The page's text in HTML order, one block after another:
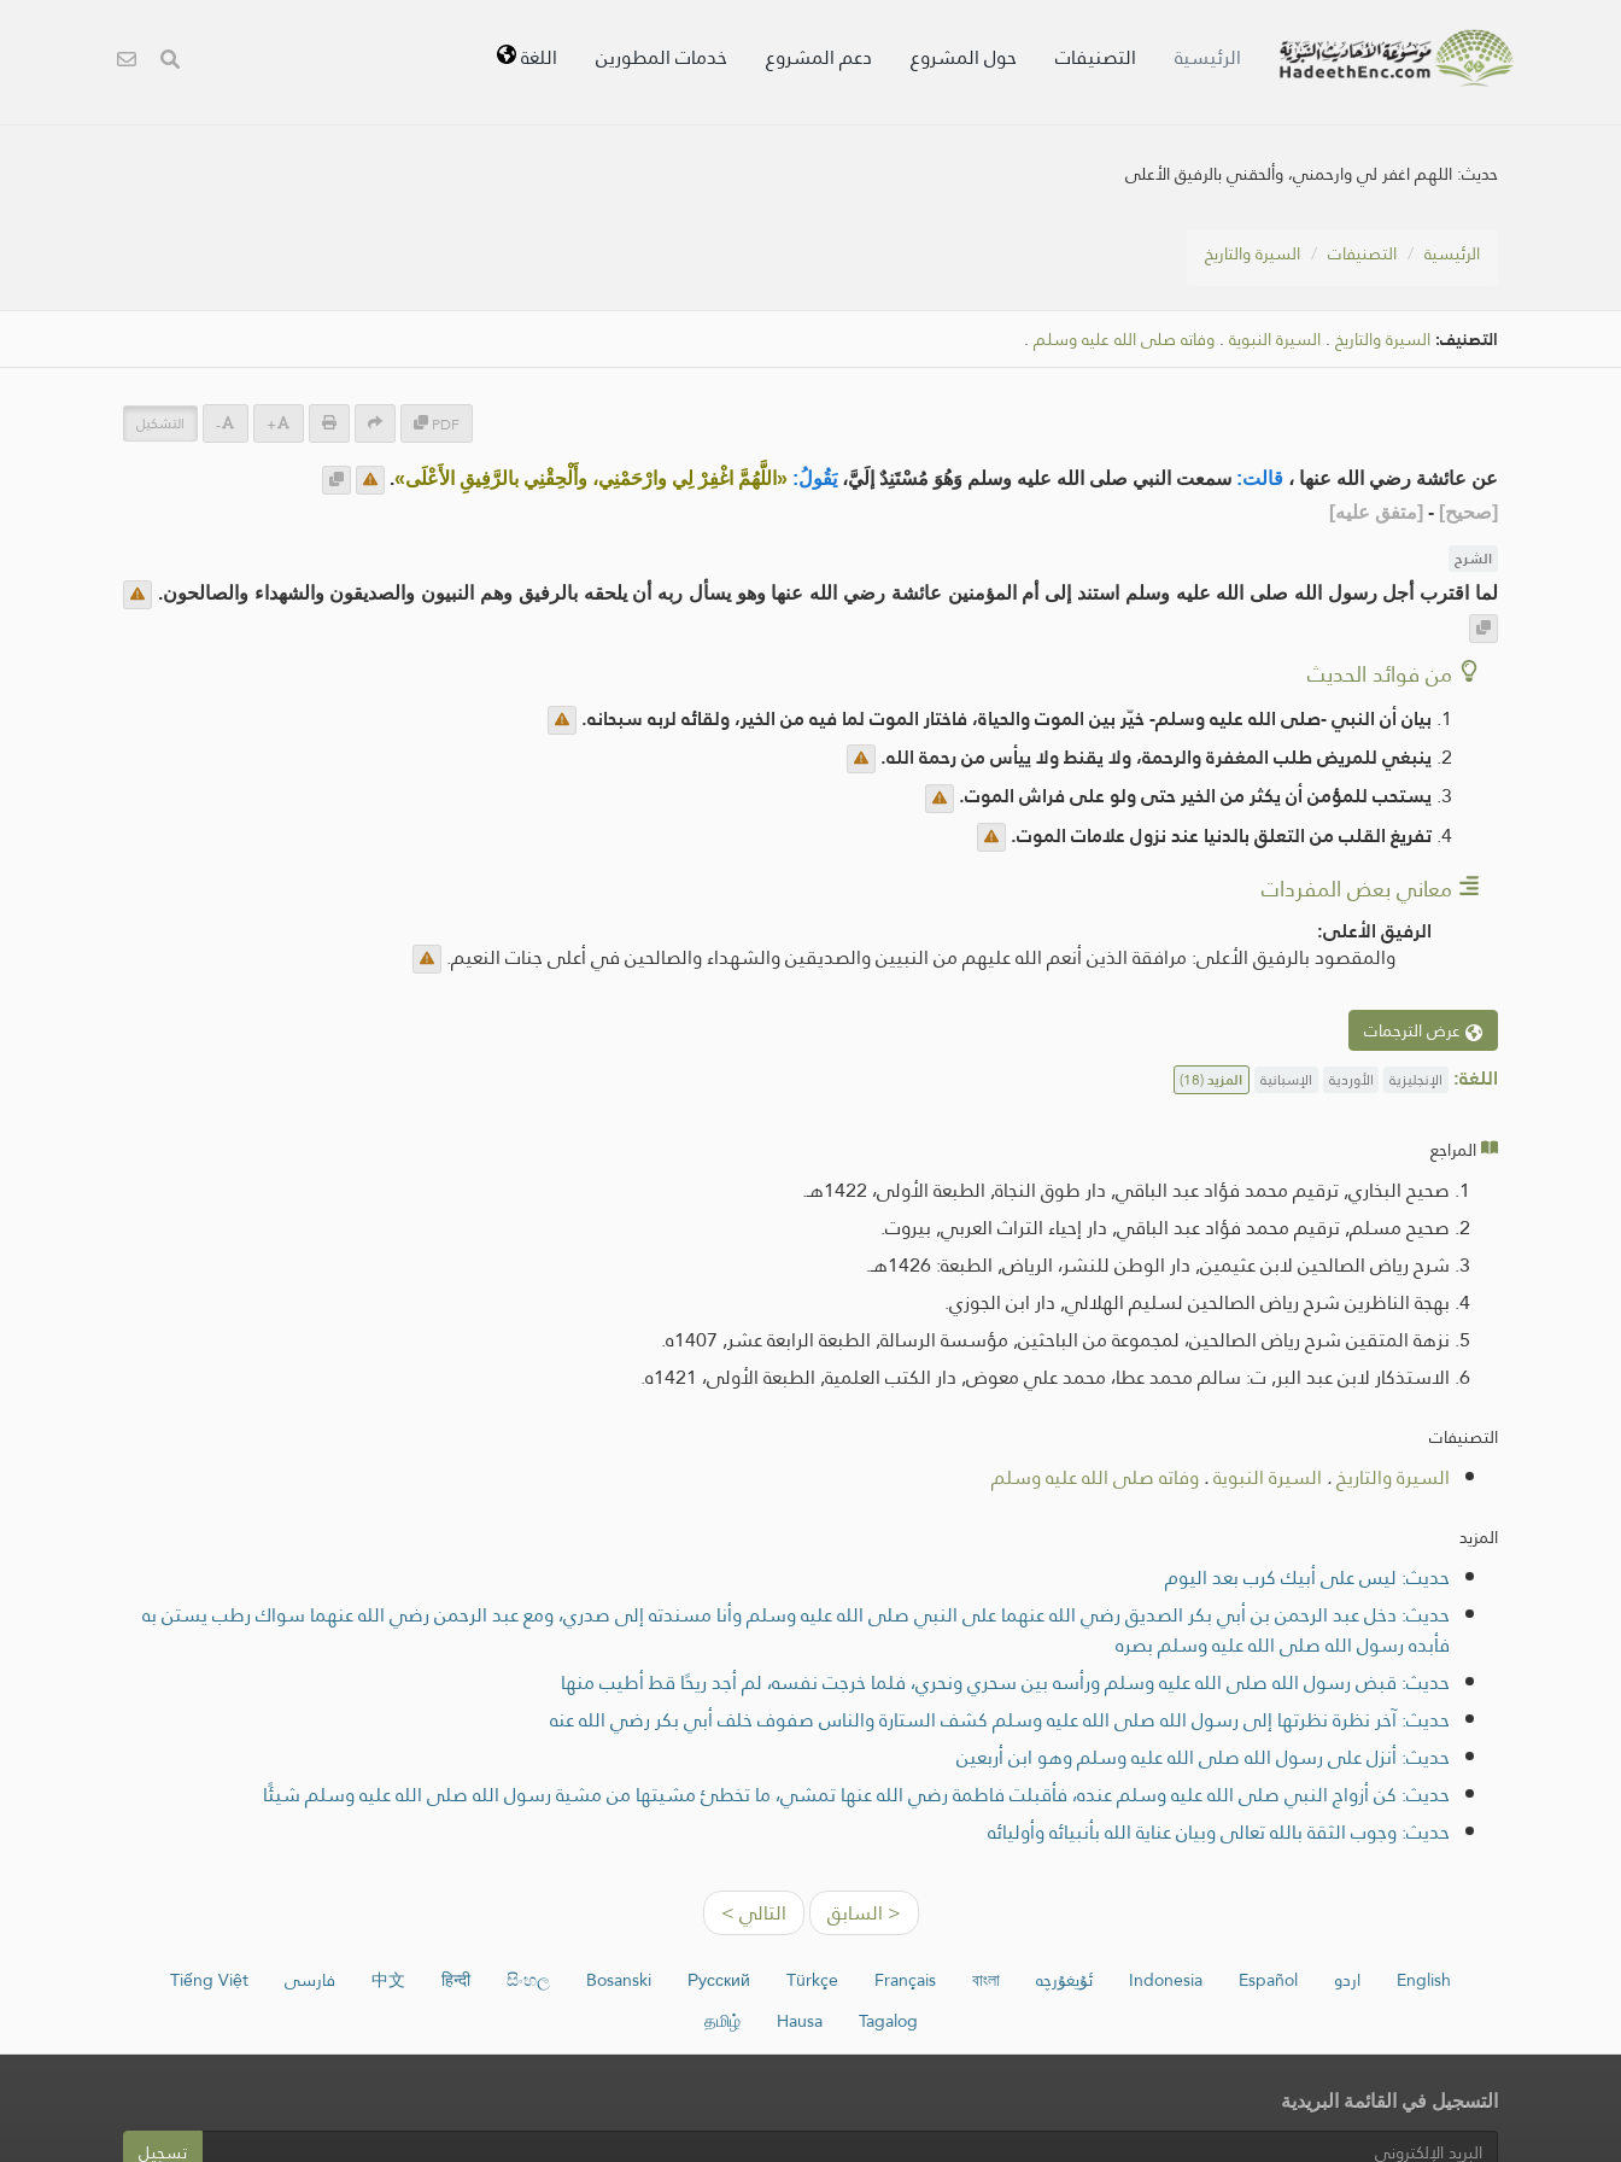
الرئيسية التصنيفات حول المشروع دعم المشروع خدمات المطورين اللغة
حديث:اللهم اغفر لي وارحمني، وألحقني بالرفيق الأعلى
الرئيسية التصنيفات السيرة والتاريخ
التصنيف: السيرة والتاريخ . السيرة النبوية . وفاته صلى الله عليه وسلم .
PDF
+
- التشكيل
عن عائشة رضي الله عنها ، قالت: سمعت النبي صلى الله عليه وسلم وَهُوَ مُسْتَنِدٌ إلَيَّ، يَقُولُ: «اللَّهُمَّ اغْفِرْ لِي وارْحَمْنِي، وأَلْحِقْنِي بالرَّفِيقِ الأَعْلَى».
[صحيح]
-
[متفق عليه]
الشرح
لما اقترب أجل رسول الله صلى الله عليه وسلم استند إلى أم المؤمنين عائشة رضي الله عنها وهو يسأل ربه أن يلحقه بالرفيق وهم النبيون والصديقون والشهداء والصالحون.
من فوائد الحديث
بيان أن النبي -صلى الله عليه وسلم- خيّر بين الموت والحياة، فاختار الموت لما فيه من الخير، ولقائه لربه سبحانه.
ينبغي للمريض طلب المغفرة والرحمة، ولا يقنط ولا ييأس من رحمة الله.
يستحب للمؤمن أن يكثر من الخير حتى ولو على فراش الموت.
تفريغ القلب من التعلق بالدنيا عند نزول علامات الموت.
معاني بعض المفردات
الرفيق الأعلى:
والمقصود بالرفيق الأعلى: مرافقة الذين أنعم الله عليهم من النبيين والصديقين والشهداء والصالحين في أعلى جنات النعيم.
عرض الترجمات
اللغة: الإنجليزية الأوردية الإسبانية المزيد(18)
المراجع
صحيح البخاري, ترقيم محمد فؤاد عبد الباقي, دار طوق النجاة, الطبعة الأولى، 1422هـ.
صحيح مسلم, ترقيم محمد فؤاد عبد الباقي, دار إحياء التراث العربي, بيروت.
شرح رياض الصالحين لابن عثيمين, دار الوطن للنشر، الرياض, الطبعة: 1426هـ.
بهجة الناظرين شرح رياض الصالحين لسليم الهلالي, دار ابن الجوزي.
نزهة المتقين شرح رياض الصالحين، لمجموعة من الباحثين, مؤسسة الرسالة, الطبعة الرابعة عشر, 1407ه.
الاستذكار لابن عبد البر, ت: سالم محمد عطا، محمد علي معوض, دار الكتب العلمية, الطبعة الأولى، 1421ه.
التصنيفات
السيرة والتاريخ. السيرة النبوية.وفاته صلى الله عليه وسلم
المزيد
حديث: ليس على أبيك كرب بعد اليوم
حديث: دخل عبد الرحمن بن أبي بكر الصديق رضي الله عنهما على النبي صلى الله عليه وسلم وأنا مسندته إلى صدري، ومع عبد الرحمن رضي الله عنهما سواك رطب يستن به
فأبده رسول الله صلى الله عليه وسلم بصره
حديث: قبض رسول الله صلى الله عليه وسلم ورأسه بين سحري ونحري، فلما خرجت نفسه، لم أجد ريحًا قط أطيب منها
حديث: آخر نظرة نظرتها إلى رسول الله صلى الله عليه وسلم كشف الستارة والناس صفوف خلف أبي بكر رضي الله عنه
حديث: أنزل على رسول الله صلى الله عليه وسلم وهو ابن أربعين
حديث: كن أزواج النبي صلى الله عليه وسلم عنده، فأقبلت فاطمة رضي الله عنها تمشي، ما تخطئ مشيتها من مشية رسول الله صلى الله عليه وسلم شيئًا
حديث: وجوب الثقة بالله تعالى وبيان عناية الله بأنبيائه وأوليائه
< السابق التالي >
English اردو Español
Indonesia ئۇيغۇرچە বাংলা
Français
Türkçe
Русский
Bosanski
සිංහල
हिन्दी
中文 فارسی
Tiếng Việt
Tagalog
Hausa
தமிழ்
التسجيل في القائمة البريدية
تسجيل